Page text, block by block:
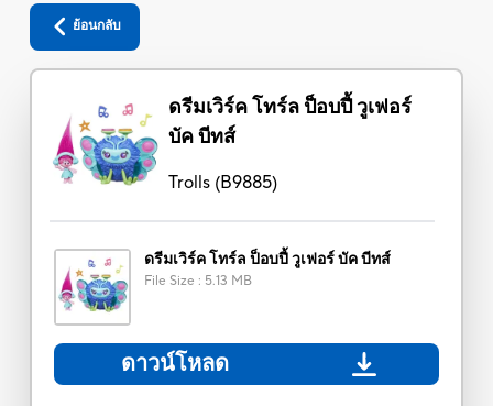
ย้อนกลับ
ดรีมเวิร์ค โทร์ล ป็อบปี้ วูเฟอร์
บัค บีทส์
Trolls(B9885)
ดรีมเวิร์ค โทร์ล ป็อบปี้ วูเฟอร์ บัค บีทส์
File Size : 5.13 MB
ดาวน์โหลด